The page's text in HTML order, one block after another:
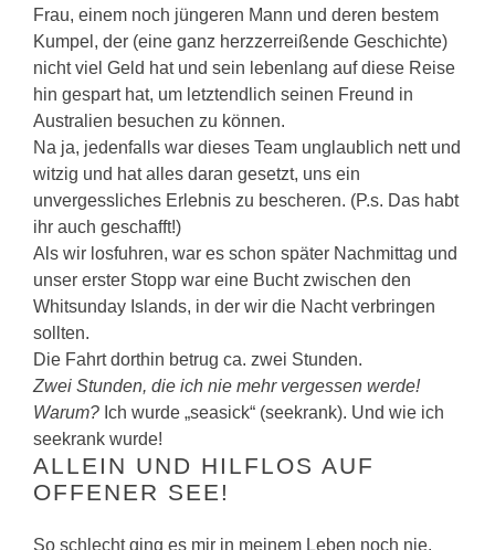
Frau, einem noch jüngeren Mann und deren bestem
Kumpel, der (eine ganz herzzerreißende Geschichte)
nicht viel Geld hat und sein lebenlang auf diese Reise
hin gespart hat, um letztendlich seinen Freund in
Australien besuchen zu können.
Na ja, jedenfalls war dieses Team unglaublich nett und
witzig und hat alles daran gesetzt, uns ein
unvergessliches Erlebnis zu bescheren. (P.s. Das habt
ihr auch geschafft!)
Als wir losfuhren, war es schon später Nachmittag und
unser erster Stopp war eine Bucht zwischen den
Whitsunday Islands, in der wir die Nacht verbringen
sollten.
Die Fahrt dorthin betrug ca. zwei Stunden.
Zwei Stunden, die ich nie mehr vergessen werde!
Warum? Ich wurde „seasick“ (seekrank). Und wie ich
seekrank wurde!
ALLEIN UND HILFLOS AUF
OFFENER SEE!
So schlecht ging es mir in meinem Leben noch nie.